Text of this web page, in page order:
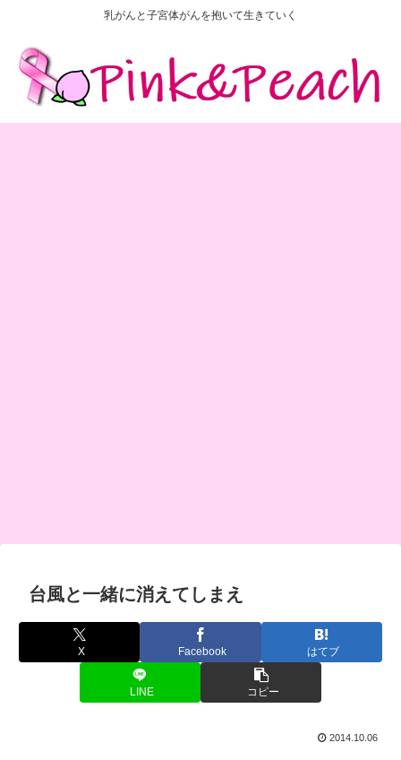
乳がんと子宮体がんを抱いて生きていく
台風と一緒に消えてしまえ
X Facebook はてブ
LINE コピー
2014.10.06